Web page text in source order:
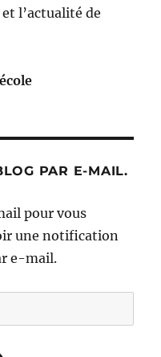
l’actualité de
PAR E-MAIL.
pour vous
une notification
e-mail.